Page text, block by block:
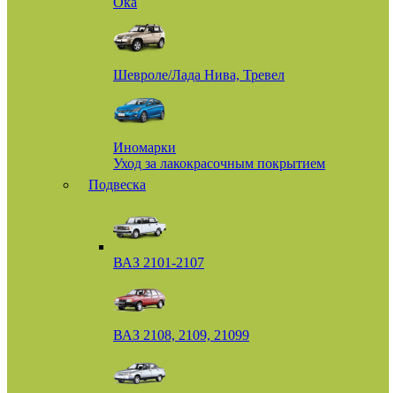
Шевроле/Лада Нива, Тревел
Иномарки
Уход за лакокрасочным покрытием
Подвеска
ВАЗ 2101-2107
ВАЗ 2108, 2109, 21099